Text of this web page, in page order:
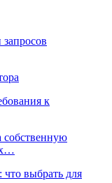
к
выбрать для